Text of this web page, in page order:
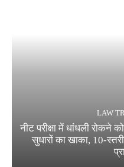
LAW
नीट परीक्षा में धांधली रोकने
सुधारों का खाका, 10-